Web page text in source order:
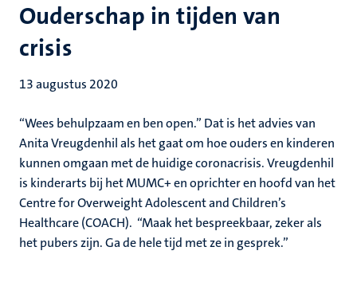
Ouderschap in tijden van
crisis
13 augustus 2020
“Wees behulpzaam en ben open.” Dat is het advies van
Anita Vreugdenhil als het gaat om hoe ouders en kinderen
kunnen omgaan met de huidige coronacrisis. Vreugdenhil
is kinderarts bij het MUMC+ en oprichter en hoofd van het
Centre for Overweight Adolescent and Children’s
Healthcare (COACH). “Maak het bespreekbaar, zeker als
het pubers zijn. Ga de hele tijd met ze in gesprek.”